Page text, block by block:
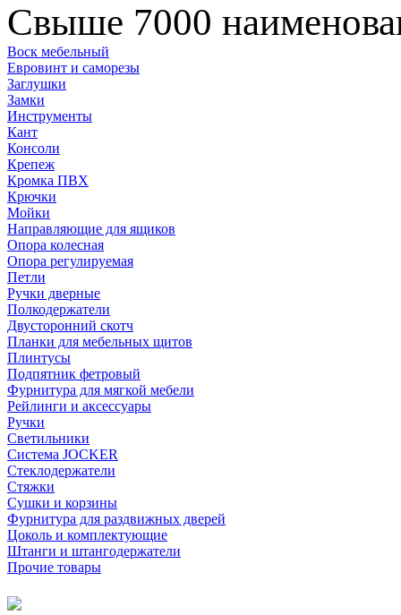
Свыше 7000
Воск мебельный
Евровинт и саморезы
Заглушки
Замки
Инструменты
Кант
Консоли
Крепеж
Кромка ПВХ
Крючки
Мойки
Направляющие для ящиков
Опора колесная
Опора регулируемая
Петли
Ручки дверные
Полкодержатели
Двусторонний скотч
Планки для мебельных щитов
Плинтусы
Подпятник фетровый
Фурнитура для мягкой мебели
Рейлинги и аксессуары
Ручки
Светильники
Система JOCKER
Стеклодержатели
Стяжки
Сушки и корзины
Фурнитура для раздвижных дверей
Цоколь и комплектующие
Штанги и штангодержатели
Прочие товары